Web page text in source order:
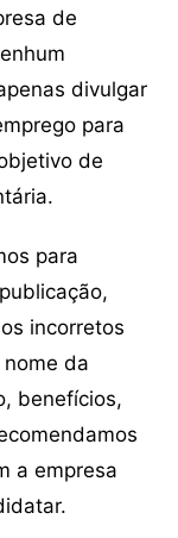
de
divulgar
para
de
para
incorretos
da
benefícios,
a empresa